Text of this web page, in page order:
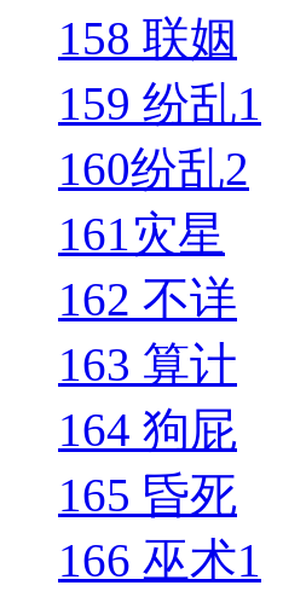
158 联姻
159 纷乱1
160纷乱2
161灾星
162 不详
163 算计
164 狗屁
165 昏死
166 巫术1